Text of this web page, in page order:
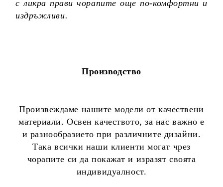
с ликра прави чорапите още по-комфортни и
издръжливи.
Производство
Произвеждаме нашите модели от качествени
материали. Освен качеството, за нас важно е
и разнообразието при различните дизайни.
Така всички наши клиенти могат чрез
чорапите си да покажат и изразят своята
индивидуалност.